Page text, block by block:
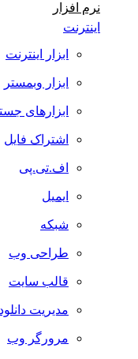
نرم افزار
اینترنت
ابزار اینترنت
ابزار وبمستر
ابزارهای جستجو
اشتراک فایل
اف.تی.پی
ایمیل
شبکه
طراحی وب
قالب سایت
مدیریت دانلود
مرورگر وب